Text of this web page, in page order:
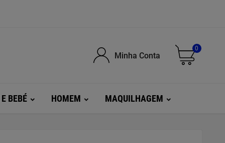
Minha Conta
0
BEBÉ HOMEM MAQUILHAGEM